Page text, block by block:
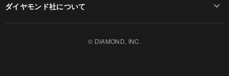
ダイヤモンド社について
© DIAMOND, INC.